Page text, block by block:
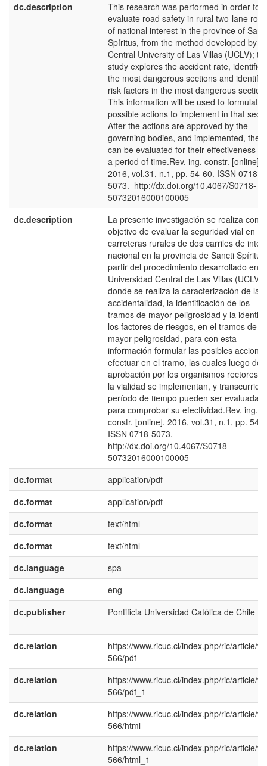
dc.description
This research was performed in order to
evaluate road safety in rural two-lane
of national interest in the province of
Spíritus, from the method developed by
Central University of Las Villas (UCLV);
study explores the accident rate, identifies
the most dangerous sections and
risk factors in the most dangerous
This information will be used to formulate
possible actions to implement in that
After the actions are approved by the
governing bodies, and implemented, they
can be evaluated for their effectiveness
a period of time.Rev. ing. constr. [online].
2016, vol.31, n.1, pp. 54-60. ISSN 0718-
5073. http://dx.doi.org/10.4067/S0718-
50732016000100005
dc.description
La presente investigación se realiza con
objetivo de evaluar la seguridad vial en
carreteras rurales de dos carriles de
nacional en la provincia de Sancti
partir del procedimiento desarrollado en la
Universidad Central de Las Villas (UCLV),
donde se realiza la caracterización de la
accidentalidad, la identificación de los
tramos de mayor peligrosidad y la
los factores de riesgos, en el tramos de
mayor peligrosidad, para con esta
información formular las posibles
efectuar en el tramo, las cuales luego de
aprobación por los organismos rectores
la vialidad se implementan, y transcurrido
período de tiempo pueden ser evaluadas
para comprobar su efectividad.Rev. ing.
constr. [online]. 2016, vol.31, n.1, pp. 54-
ISSN 0718-5073.
http://dx.doi.org/10.4067/S0718-
50732016000100005
dc.format
application/pdf
dc.format
application/pdf
dc.format
text/html
dc.format
text/html
dc.language
spa
dc.language
eng
dc.publisher
Pontificia Universidad Católica de Chile
dc.relation
https://www.ricuc.cl/index.php/ric/article/
566/pdf
dc.relation
https://www.ricuc.cl/index.php/ric/article/
566/pdf_1
dc.relation
https://www.ricuc.cl/index.php/ric/article/
566/html
dc.relation
https://www.ricuc.cl/index.php/ric/article/
566/html_1